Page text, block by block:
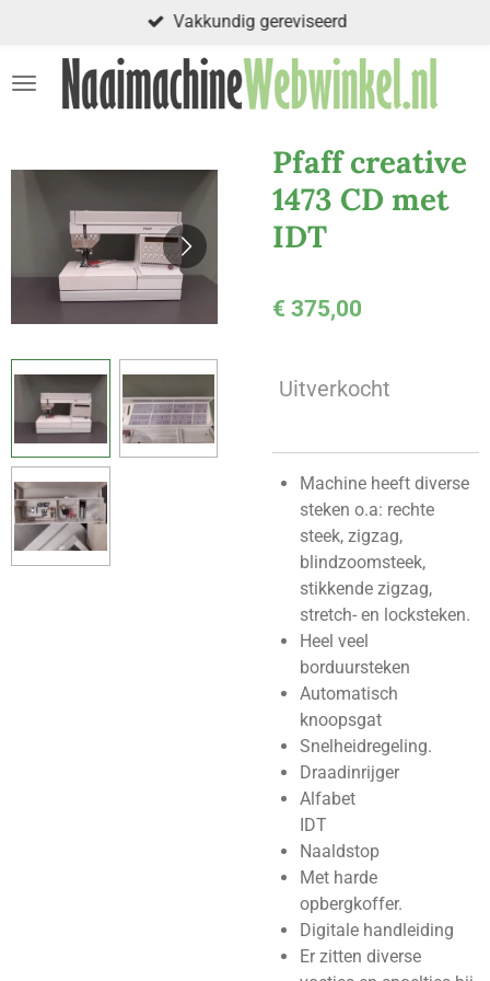
naar
Vakkundig gereviseerd
Pfaff creative
1473 CD met
IDT
€ 375,00
Uitverkocht
Machine heeft diverse
steken o.a: rechte
steek, zigzag,
blindzoomsteek,
stikkende zigzag,
stretch- en locksteken.
Heel veel
borduursteken
Automatisch
knoopsgat
Snelheidregeling.
Draadinrijger
Alfabet
IDT
Naaldstop
Met harde
opbergkoffer.
Digitale handleiding
Er zitten diverse